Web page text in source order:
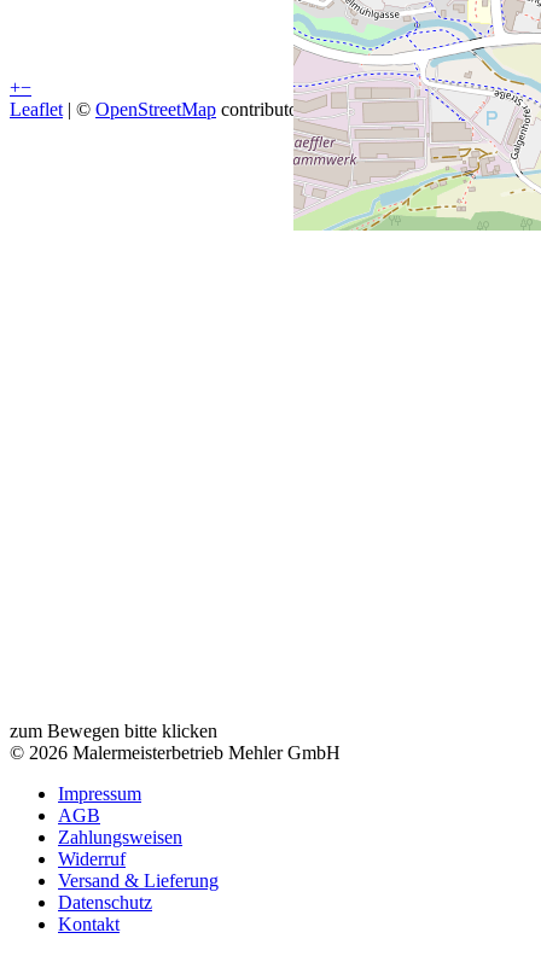
+−
Leaflet | © OpenStreetMap contributors
zum Bewegen bitte klicken
© 2026 Malermeisterbetrieb Mehler GmbH
Impressum
AGB
Zahlungsweisen
Widerruf
Versand & Lieferung
Datenschutz
Kontakt